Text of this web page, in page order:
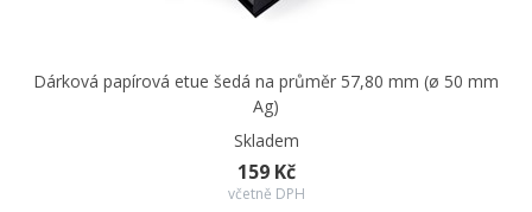
Dárková papírová etue šedá na průměr 57,80 mm (ø 50 mm
Ag)
Skladem
159 Kč
včetně DPH